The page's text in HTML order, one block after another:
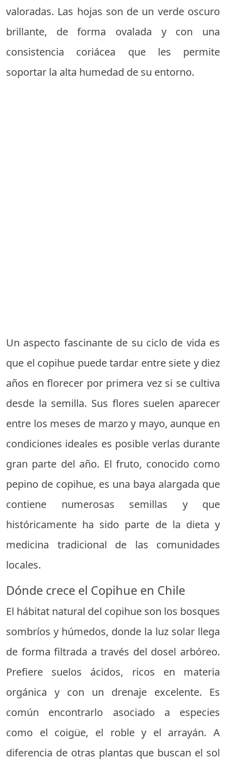
valoradas. Las hojas son de un verde oscuro
brillante, de forma ovalada y con una
consistencia coriácea que les permite
soportar la alta humedad de su entorno.
Un aspecto fascinante de su ciclo de vida es
que el copihue puede tardar entre siete y diez
años en florecer por primera vez si se cultiva
desde la semilla. Sus flores suelen aparecer
entre los meses de marzo y mayo, aunque en
condiciones ideales es posible verlas durante
gran parte del año. El fruto, conocido como
pepino de copihue, es una baya alargada que
contiene numerosas semillas y que
históricamente ha sido parte de la dieta y
medicina tradicional de las comunidades
locales.
Dónde crece el Copihue en Chile
El hábitat natural del copihue son los bosques
sombríos y húmedos, donde la luz solar llega
de forma filtrada a través del dosel arbóreo.
Prefiere suelos ácidos, ricos en materia
orgánica y con un drenaje excelente. Es
común encontrarlo asociado a especies
como el coigüe, el roble y el arrayán. A
diferencia de otras plantas que buscan el sol